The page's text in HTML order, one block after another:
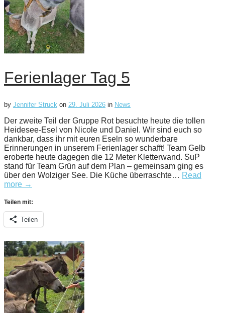
Ferienlager Tag 5
by Jennifer Struck on 29. Juli 2026 in News
Der zweite Teil der Gruppe Rot besuchte heute die tollen
Heidesee-Esel von Nicole und Daniel. Wir sind euch so
dankbar, dass ihr mit euren Eseln so wunderbare
Erinnerungen in unserem Ferienlager schafft! Team Gelb
eroberte heute dagegen die 12 Meter Kletterwand. SuP
stand für Team Grün auf dem Plan – gemeinsam ging es
über den Wolziger See. Die Küche überraschte… Read
more →
Teilen mit:
Teilen